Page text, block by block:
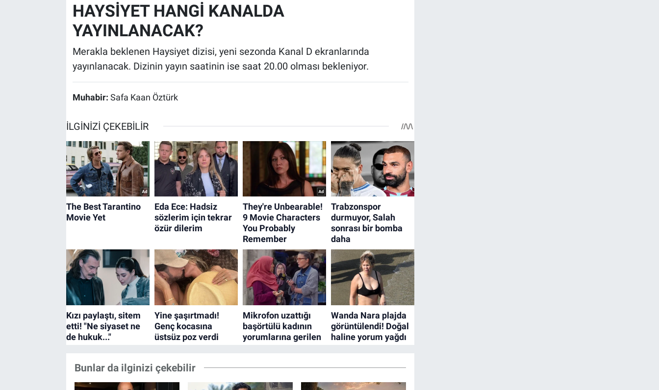
HAYSİYET HANGİ KANALDA
YAYINLANACAK?
Merakla beklenen Haysiyet dizisi, yeni sezonda Kanal D ekranlarında
yayınlanacak. Dizinin yayın saatinin ise saat 20.00 olması bekleniyor.
Muhabir: Safa Kaan Öztürk
Bunlar da ilginizi çekebilir